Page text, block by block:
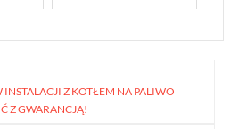
Z KOTŁEM NA PALIWO
Z GWARANCJĄ!